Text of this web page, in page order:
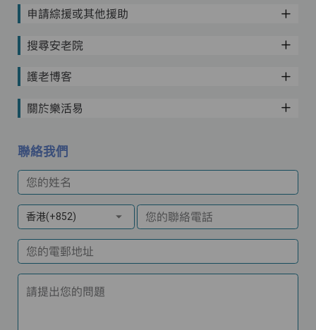
申請綜援或其他援助
搜尋安老院
護老博客
關於樂活易
聯絡我們
您的姓名
香港(+852) 您的聯絡電話
您的電郵地址
請提出您的問題